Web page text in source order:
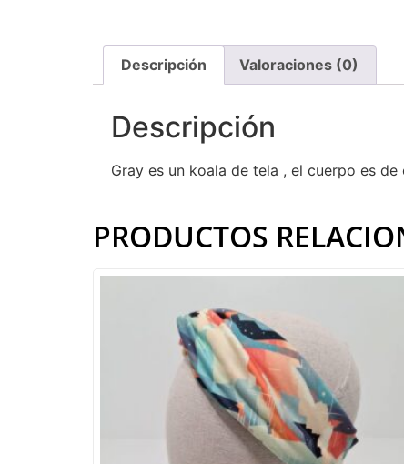
Descripción Valoraciones (0)
Descripción
Gray es un koala de tela , el cuerpo es
PRODUCTOS